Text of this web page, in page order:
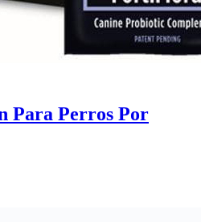
Para Perros Por